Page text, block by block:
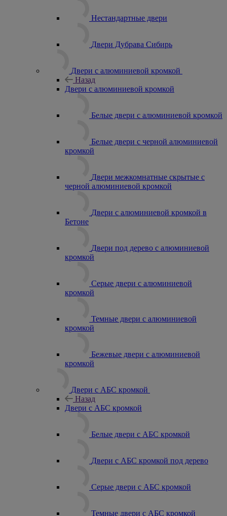
Нестандартные двери
Двери Дубрава Сибирь
Двери с алюминиевой кромкой
Назад
Двери с алюминиевой кромкой
Белые двери с алюминиевой кромкой
Белые двери с черной алюминиевой
кромкой
Двери межкомнатные скрытые с
черной алюминиевой кромкой
Двери с алюминиевой кромкой в
Бетоне
Двери под дерево с алюминиевой
кромкой
Серые двери с алюминиевой
кромкой
Темные двери с алюминиевой
кромкой
Бежевые двери с алюминиевой
кромкой
Двери с АБС кромкой
Назад
Двери с АБС кромкой
Белые двери с АБС кромкой
Двери с АБС кромкой под дерево
Серые двери с АБС кромкой
Темные двери с АБС кромкой